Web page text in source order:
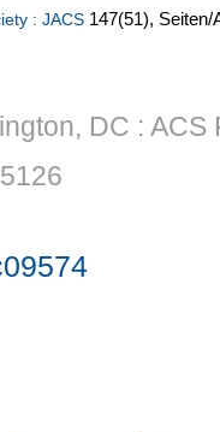
: JACS 147(51), Seiten/
DC : ACS